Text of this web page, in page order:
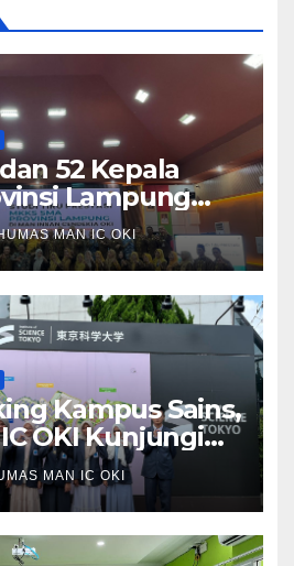
52 Kepala
Lampung
MAN IC OKI
MAN IC OKI
Kampus Sains,
OKI Kunjungi
Tokyo
MAN IC OKI